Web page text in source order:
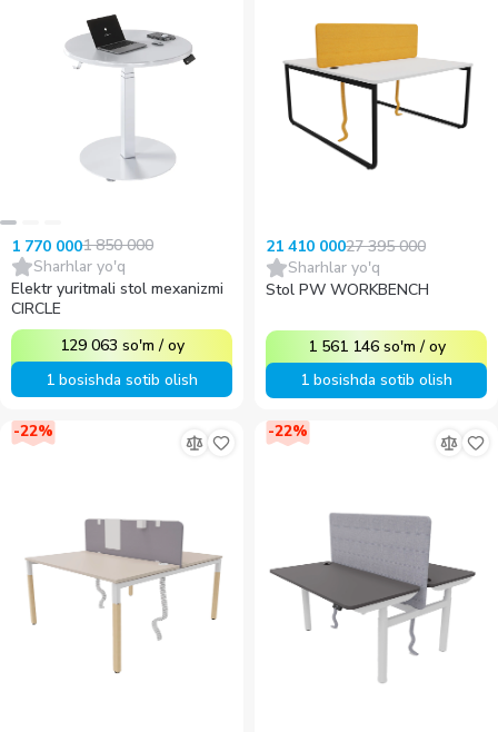
1 770 0001 850 000
Sharhlar yo'q
Elektr yuritmali stol mexanizmi
CIRCLE
129 063 so'm /oy
1 bosishda sotib olish
21 410 00027 395 000
Sharhlar yo'q
Stol PW WORKBENCH
1 561 146 so'm /oy
1 bosishda sotib olish
-22% -22%